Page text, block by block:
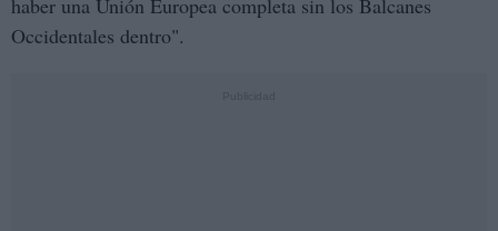
haber una Unión Europea completa sin los Balcanes
Occidentales dentro".